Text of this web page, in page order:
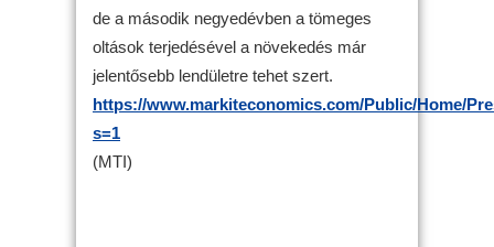
de a második negyedévben a tömeges
oltások terjedésével a növekedés már
jelentősebb lendületre tehet szert.
https://www.markiteconomics.com/Public/Home/
s=1
(MTI)